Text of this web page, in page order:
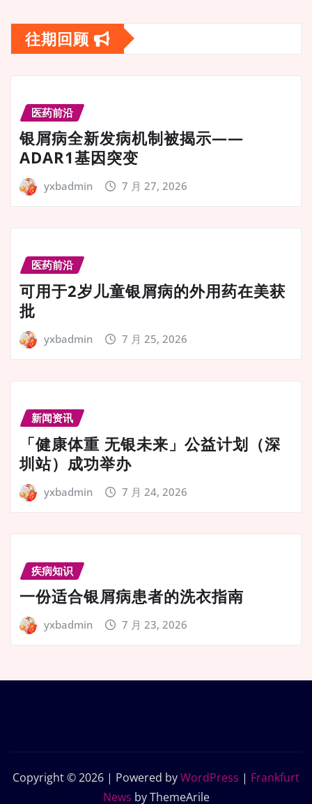
往期回顾
医药前沿
银屑病全新发病机制被揭示——
ADAR1基因突变
yxbadmin 7 月 27, 2026
医药前沿
可用于2岁儿童银屑病的外用药在美获
批
yxbadmin 7 月 25, 2026
新闻资讯
「健康体重 无银未来」公益计划（深
圳站）成功举办
yxbadmin 7 月 24, 2026
疾病知识
一份适合银屑病患者的洗衣指南
yxbadmin 7 月 23, 2026
Copyright © 2026 | Powered byWordPress | Frankfurt
News by ThemeArile